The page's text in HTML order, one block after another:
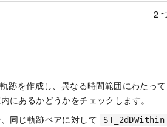
2
跡を作成し、異なる時間範囲にわたっ
にあるかどうかをチェックします。
同じ軌跡ペアに対して
ST_2dDWithin